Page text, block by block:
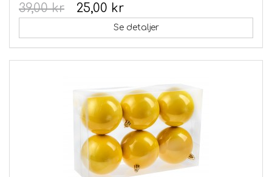
25,00 kr
39,00 kr
Se detaljer